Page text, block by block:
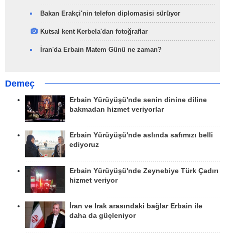
Bakan Erakçi'nin telefon diplomasisi sürüyor
Kutsal kent Kerbela'dan fotoğraflar
İran'da Erbain Matem Günü ne zaman?
Demeç
Erbain Yürüyüşü'nde senin dinine diline
bakmadan hizmet veriyorlar
Erbain Yürüyüşü'nde aslında safımızı belli
ediyoruz
Erbain Yürüyüşü'nde Zeynebiye Türk Çadırı
hizmet veriyor
İran ve Irak arasındaki bağlar Erbain ile
daha da güçleniyor